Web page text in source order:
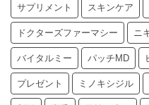
サプリメント スキンケア
ドクターズファーマシー ニ
バイタルミー パッチMD
プレゼント ミノキシジル